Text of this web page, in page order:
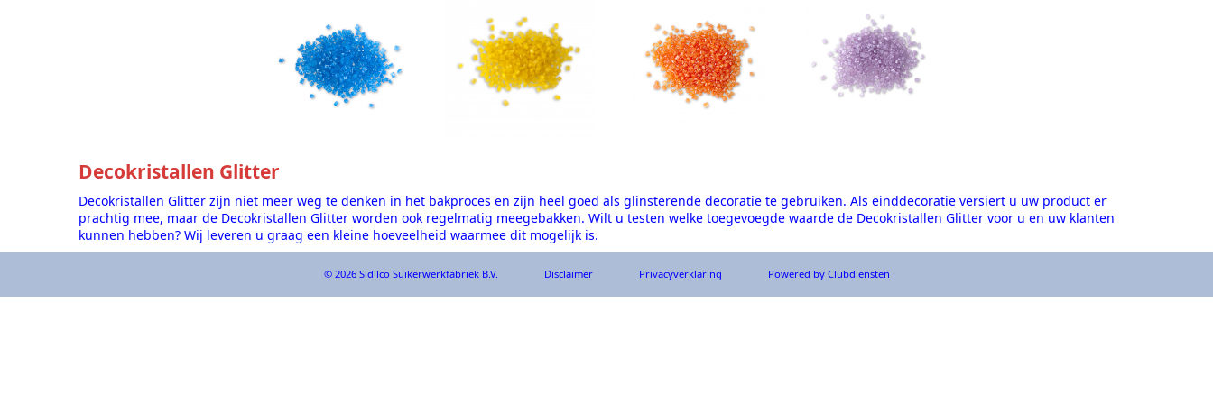
Decokristallen Glitter
Decokristallen Glitter zijn niet meer weg te denken in het bakproces en zijn heel goed als glinsterende decoratie te gebruiken. Als einddecoratie versiert u uw product er
prachtig mee, maar de Decokristallen Glitter worden ook regelmatig meegebakken. Wilt u testen welke toegevoegde waarde de Decokristallen Glitter voor u en uw klanten
kunnen hebben? Wij leveren u graag een kleine hoeveelheid waarmee dit mogelijk is.
© 2026 Sidilco Suikerwerkfabriek B.V. Dis­clai­mer Privacy­verkla­ring Power­ed by Clubdiensten